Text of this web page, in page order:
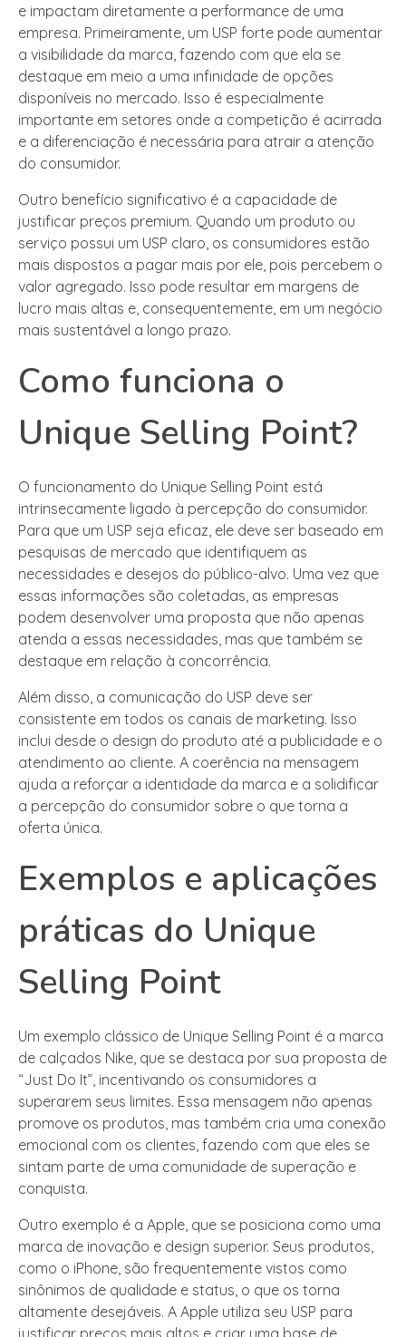
e impactam diretamente a performance de uma
empresa. Primeiramente, um USP forte pode aumentar
a visibilidade da marca, fazendo com que ela se
destaque em meio a uma infinidade de opções
disponíveis no mercado. Isso é especialmente
importante em setores onde a competição é acirrada
e a diferenciação é necessária para atrair a atenção
do consumidor.
Outro benefício significativo é a capacidade de
justificar preços premium. Quando um produto ou
serviço possui um USP claro, os consumidores estão
mais dispostos a pagar mais por ele, pois percebem o
valor agregado. Isso pode resultar em margens de
lucro mais altas e, consequentemente, em um negócio
mais sustentável a longo prazo.
Como funciona o
Unique Selling Point?
O funcionamento do Unique Selling Point está
intrinsecamente ligado à percepção do consumidor.
Para que um USP seja eficaz, ele deve ser baseado em
pesquisas de mercado que identifiquem as
necessidades e desejos do público-alvo. Uma vez que
essas informações são coletadas, as empresas
podem desenvolver uma proposta que não apenas
atenda a essas necessidades, mas que também se
destaque em relação à concorrência.
Além disso, a comunicação do USP deve ser
consistente em todos os canais de marketing. Isso
inclui desde o design do produto até a publicidade e o
atendimento ao cliente. A coerência na mensagem
ajuda a reforçar a identidade da marca e a solidificar
a percepção do consumidor sobre o que torna a
oferta única.
Exemplos e aplicações
práticas do Unique
Selling Point
Um exemplo clássico de Unique Selling Point é a marca
de calçados Nike, que se destaca por sua proposta de
“Just Do It”, incentivando os consumidores a
superarem seus limites. Essa mensagem não apenas
promove os produtos, mas também cria uma conexão
emocional com os clientes, fazendo com que eles se
sintam parte de uma comunidade de superação e
conquista.
Outro exemplo é a Apple, que se posiciona como uma
marca de inovação e design superior. Seus produtos,
como o iPhone, são frequentemente vistos como
sinônimos de qualidade e status, o que os torna
altamente desejáveis. A Apple utiliza seu USP para
justificar preços mais altos e criar uma base de